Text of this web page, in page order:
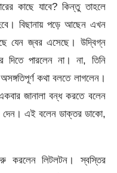
কাছে যাবে? কিন্তু তাহলে
বিছানায় পড়ে আছেন এখন
যেন জ্বর এসেছে। উদ্বিগ্ন
পারলেন না। না, তিনি
কথা বলতে লাগলেন।
জানালা বন্ধ করতে বলেন
দেন। এই বলেন ডাক্তর ডাকো,
করলেন লিটলটন। স্বস্তির